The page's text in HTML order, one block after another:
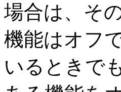
場合は、そ
機能はオフ
いるときで